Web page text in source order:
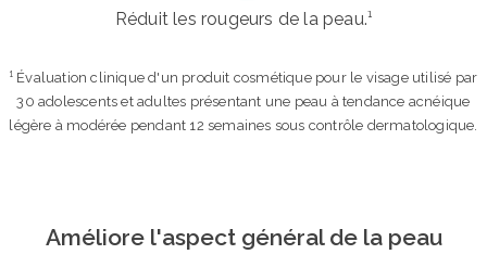
Réduit les rougeurs de la peau.¹
¹ Évaluation clinique d'un produit cosmétique pour le visage utilisé par
30 adolescents et adultes présentant une peau à tendance acnéique
légère à modérée pendant 12 semaines sous contrôle dermatologique.
Améliore l'aspect général de la peau